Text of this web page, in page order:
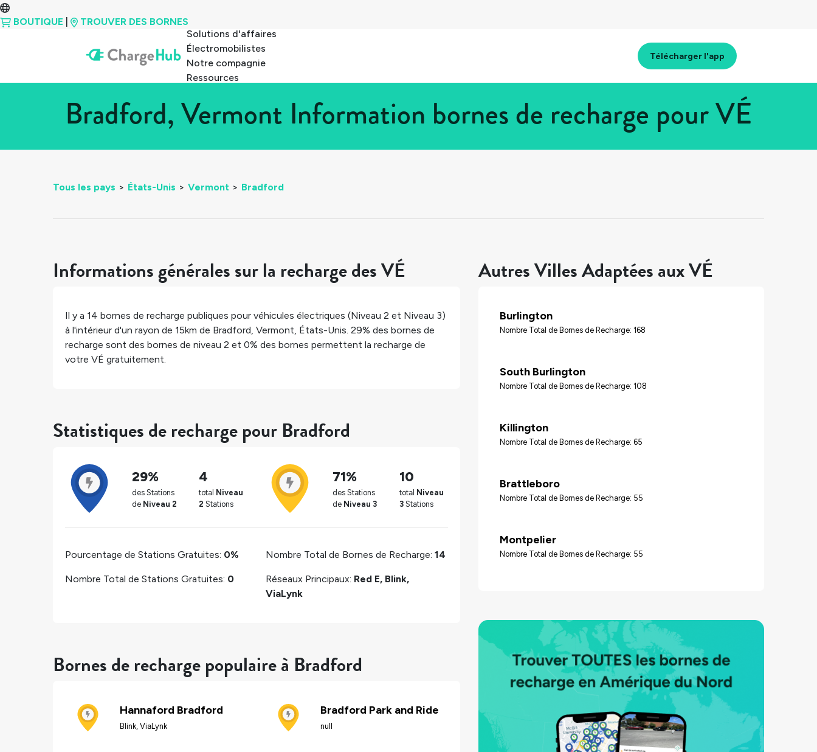
BOUTIQUE
TROUVER DES BORNES
Solutions d'affaires
Électromobilistes
Notre compagnie
Ressources
Télécharger l'app
Bradford, Vermont Information bornes de recharge pour VÉ
Tous les pays > États-Unis > Vermont > Bradford
Informations générales sur la recharge des VÉ
Il y a 14 bornes de recharge publiques pour véhicules électriques (Niveau 2 et Niveau 3)
à l'intérieur d'un rayon de 15km de Bradford, Vermont, États-Unis. 29% des bornes de
recharge sont des bornes de niveau 2 et 0% des bornes permettent la recharge de
votre VÉ gratuitement.
Statistiques de recharge pour Bradford
29%
des Stations
de Niveau 2
4
total Niveau
2 Stations
71%
des Stations
de Niveau 3
10
total Niveau
3 Stations
Pourcentage de Stations Gratuites: 0%
Nombre Total de Stations Gratuites: 0
Nombre Total de Bornes de Recharge: 14
Réseaux Principaux: Red E, Blink,
ViaLynk
Bornes de recharge populaire à Bradford
Hannaford Bradford
Blink, ViaLynk
Bradford Park and Ride
null
Autres Villes Adaptées aux VÉ
Burlington
Nombre Total de Bornes de Recharge: 168
South Burlington
Nombre Total de Bornes de Recharge: 108
Killington
Nombre Total de Bornes de Recharge: 65
Brattleboro
Nombre Total de Bornes de Recharge: 55
Montpelier
Nombre Total de Bornes de Recharge: 55